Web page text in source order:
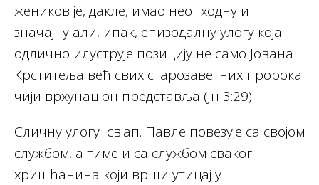
жеников је, дакле, имао неопходну и
значајну али, ипак, епизодалну улогу која
одлично илуструје позицију не само Јована
Крститеља већ свих старозаветних пророка
чији врхунац он представља (Јн 3:29).
Сличну улогу св.ап. Павле повезује са својом
службом, а тиме и са службом сваког
хришћанина који врши утицај у